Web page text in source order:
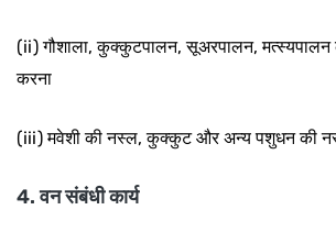
(ii) गौशाला, कुक्कुटपालन, सूअरपालन, मत्स्यपालन
करना
(iii) मवेशी की नस्ल, कुक्कुट और अन्य पशुधन की
4. वन संबंधी कार्य